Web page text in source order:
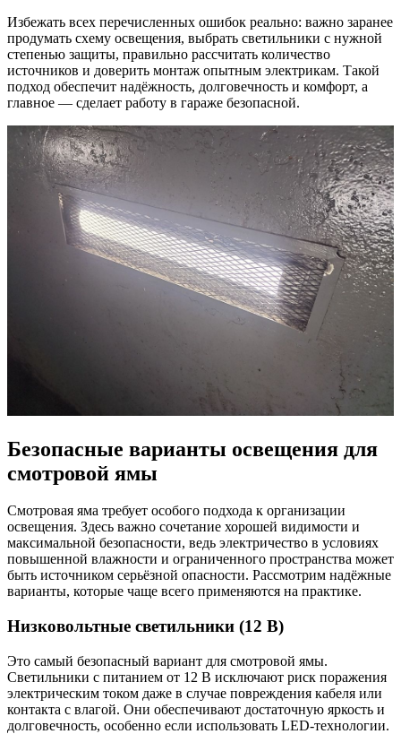
Избежать всех перечисленных ошибок реально: важно заранее
продумать схему освещения, выбрать светильники с нужной
степенью защиты, правильно рассчитать количество
источников и доверить монтаж опытным электрикам. Такой
подход обеспечит надёжность, долговечность и комфорт, а
главное — сделает работу в гараже безопасной.
Безопасные варианты освещения для
смотровой ямы
Смотровая яма требует особого подхода к организации
освещения. Здесь важно сочетание хорошей видимости и
максимальной безопасности, ведь электричество в условиях
повышенной влажности и ограниченного пространства может
быть источником серьёзной опасности. Рассмотрим надёжные
варианты, которые чаще всего применяются на практике.
Низковольтные светильники (12 В)
Это самый безопасный вариант для смотровой ямы.
Светильники с питанием от 12 В исключают риск поражения
электрическим током даже в случае повреждения кабеля или
контакта с влагой. Они обеспечивают достаточную яркость и
долговечность, особенно если использовать LED-технологии.